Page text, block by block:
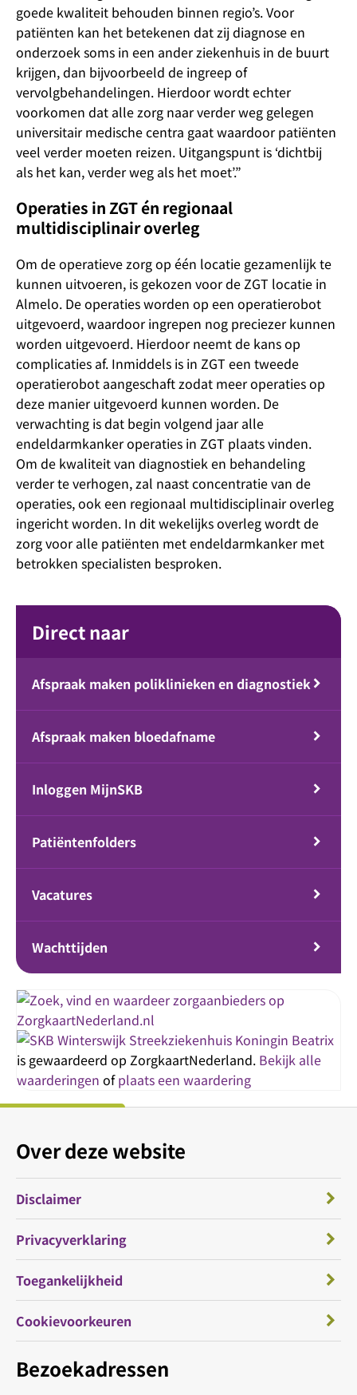
goede kwaliteit behouden binnen regio’s. Voor
patiënten kan het betekenen dat zij diagnose en
onderzoek soms in een ander ziekenhuis in de buurt
krijgen, dan bijvoorbeeld de ingreep of
vervolgbehandelingen. Hierdoor wordt echter
voorkomen dat alle zorg naar verder weg gelegen
universitair medische centra gaat waardoor patiënten
veel verder moeten reizen. Uitgangspunt is ‘dichtbij
als het kan, verder weg als het moet’.”
Operaties in ZGT én regionaal
multidisciplinair overleg
Om de operatieve zorg op één locatie gezamenlijk te
kunnen uitvoeren, is gekozen voor de ZGT locatie in
Almelo. De operaties worden op een operatierobot
uitgevoerd, waardoor ingrepen nog preciezer kunnen
worden uitgevoerd. Hierdoor neemt de kans op
complicaties af. Inmiddels is in ZGT een tweede
operatierobot aangeschaft zodat meer operaties op
deze manier uitgevoerd kunnen worden. De
verwachting is dat begin volgend jaar alle
endeldarmkanker operaties in ZGT plaats vinden.
Om de kwaliteit van diagnostiek en behandeling
verder te verhogen, zal naast concentratie van de
operaties, ook een regionaal multidisciplinair overleg
ingericht worden. In dit wekelijks overleg wordt de
zorg voor alle patiënten met endeldarmkanker met
betrokken specialisten besproken.
Direct naar
Afspraak maken poliklinieken en diagnostiek
Afspraak maken bloedafname
Inloggen MijnSKB
Patiëntenfolders
Vacatures
Wachttijden
Streekziekenhuis Koningin Beatrix
is gewaardeerd op ZorgkaartNederland. Bekijk alle
waarderingen ofplaats een waardering
Bezoekadressen
Over deze website
Disclaimer
Privacyverklaring
Toegankelijkheid
Cookievoorkeuren